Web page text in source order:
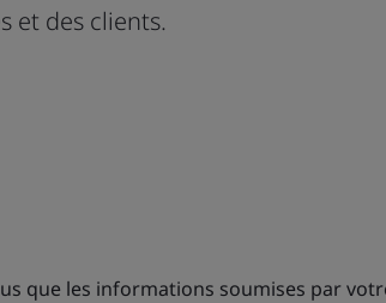
et des clients.
que les informations soumises par